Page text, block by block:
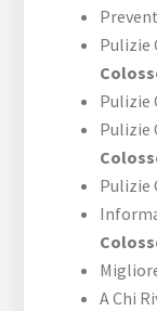
Pulizie
Pulizie
Pulizie
Pulizie
A Chi